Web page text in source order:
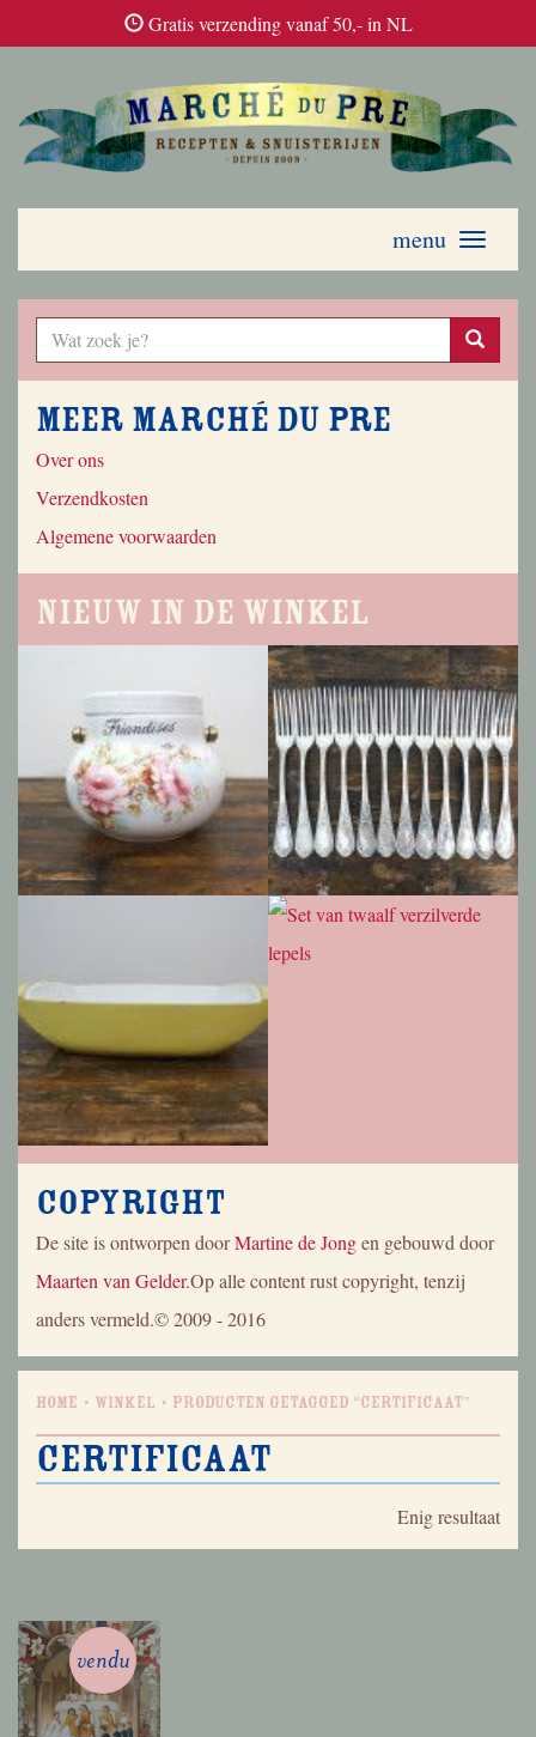
Gratis verzending vanaf 50,- in NL
Toggle
menu
Meer Marché du Pre
Over ons
Verzendkosten
Algemene voorwaarden
Nieuw in de winkel
Copyright
De site is ontworpen doorMartine de Jongen gebouwd door
Maarten van Gelder.Op alle content rust copyright, tenzij
anders vermeld.© 2009 - 2016
Home Winkel Producten getagged “certificaat”
certificaat
Enig resultaat
vendu